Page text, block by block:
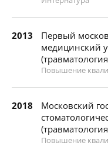
2013
Первый
медицинский
Повышение
2018
Московский
Повышение